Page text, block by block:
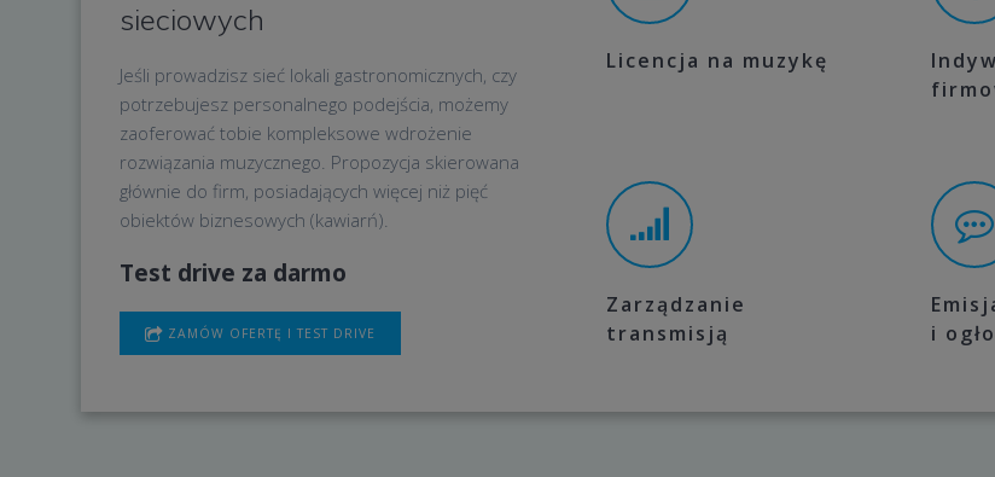
sieciowych
Jeśli prowadzisz sieć lokali gastronomicznych, czy
potrzebujesz personalnego podejścia, możemy
zaoferować tobie kompleksowe wdrożenie
rozwiązania muzycznego. Propozycja skierowana
głównie do firm, posiadających więcej niż pięć
obiektów biznesowych (kawiarń).
Test drive za darmo
ZAMÓW OFERTĘ I TEST DRIVE
Licencja na muzykę
Zarządzanie
transmisją
i